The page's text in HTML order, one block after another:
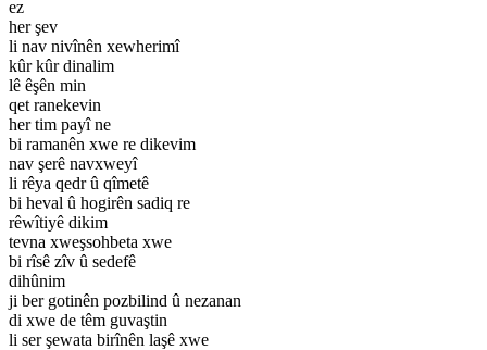
ez
her şev
li nav nivînên xewherimî
kûr kûr dinalim
lê êşên min
qet ranekevin
her tim payî ne
bi ramanên xwe re dikevim
nav şerê navxweyî
li rêya qedr û qîmetê
bi heval û hogirên sadiq re
rêwîtiyê dikim
tevna xweşsohbeta xwe
bi rîsê zîv û sedefê
dihûnim
ji ber gotinên pozbilind û nezanan
di xwe de têm guvaştin
li ser şewata birînên laşê xwe